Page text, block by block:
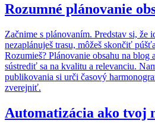
Rozumné plánovanie
Začnime s plánovaním. Predstav si, že
nezaplánuješ trasu, môžeš skončiť
Rozumieš? Plánovanie obsahu na blog
sústrediť sa na kvalitu a relevanciu.
publikovania si urči časový
zverejniť.
Automatizácia ako tvoj